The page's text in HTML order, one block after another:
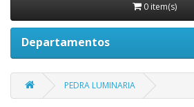
0 item(s)
Departamentos
PEDRA LUMINARIA